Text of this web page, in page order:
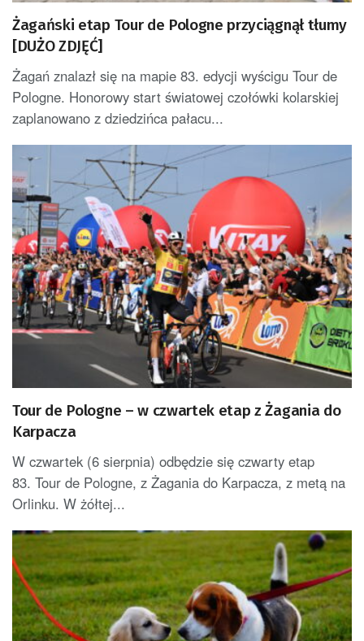
Żagański etap Tour de Pologne przyciągnął tłumy
[DUŻO ZDJĘĆ]
Żagań znalazł się na mapie 83. edycji wyścigu Tour de
Pologne. Honorowy start światowej czołówki kolarskiej
zaplanowano z dziedzińca pałacu...
Tour de Pologne – w czwartek etap z Żagania do
Karpacza
W czwartek (6 sierpnia) odbędzie się czwarty etap
83. Tour de Pologne, z Żagania do Karpacza, z metą na
Orlinku. W żółtej...